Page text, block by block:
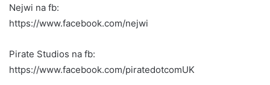
Nejwi na fb:
https://www.facebook.com/nejwi
Pirate Studios na fb:
https://www.facebook.com/piratedotcomUK